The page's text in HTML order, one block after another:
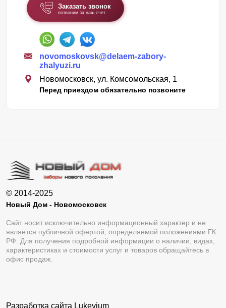
Заказать звонок
позвоним за наш счет
novomoskovsk@delaem-zabory-
zhalyuzi.ru
Новомосковск, ул. Комсомольская, 1
Перед приездом обязательно позвоните
© 2014-2025
Новый Дом - Новомосковск
Сайт носит исключительно информационный характер и не
является публичной офертой, определяемой положениями ГК
РФ. Для получения подробной информации о наличии, видах,
характеристиках и стоимости услуг и товаров обращайтесь в
офис продаж.
Разработка сайта Lukevium